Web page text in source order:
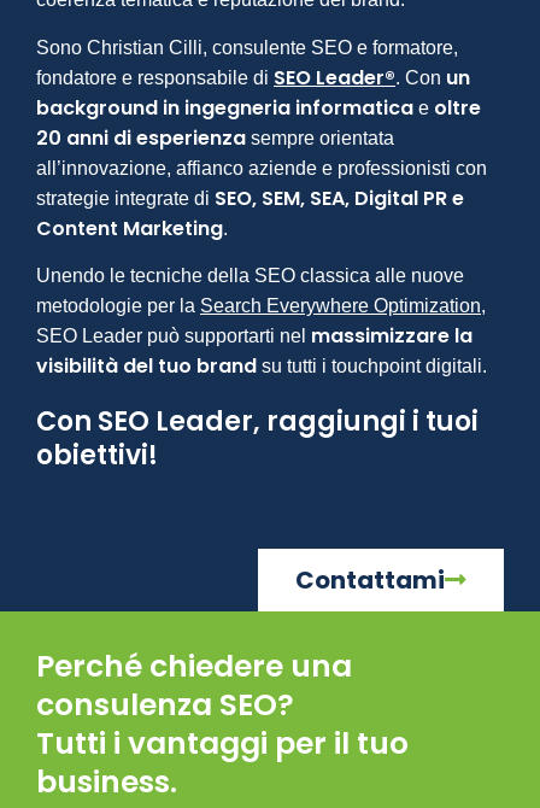
Sono Christian Cilli, consulente SEO e formatore,
fondatore e responsabile di SEO Leader®. Con un
background in ingegneria informatica e oltre
20 anni di esperienza sempre orientata
all’innovazione, affianco aziende e professionisti con
strategie integrate di SEO, SEM, SEA, Digital PR e
Content Marketing.
Unendo le tecniche della SEO classica alle nuove
metodologie per la Search Everywhere Optimization,
SEO Leader può supportarti nel massimizzare la
visibilità del tuo brand su tutti i touchpoint digitali.
Con SEO Leader, raggiungi i tuoi
obiettivi!
Contattami
Perché chiedere una
consulenza SEO?
Tutti i vantaggi per il tuo
business.